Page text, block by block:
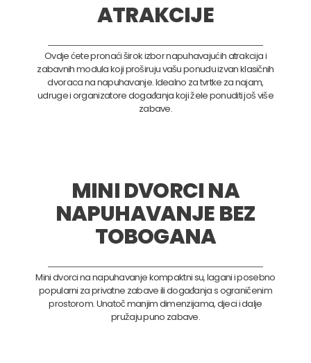
ATRAKCIJE
Ovdje ćete pronaći širok izbor napuhavajućih atrakcija i
zabavnih modula koji proširuju vašu ponudu izvan klasičnih
dvoraca na napuhavanje. Idealno za tvrtke za najam,
udruge i organizatore događanja koji žele ponuditi još više
zabave.
MINI DVORCI NA
NAPUHAVANJE BEZ
TOBOGANA
Mini dvorci na napuhavanje kompaktni su, lagani i posebno
popularni za privatne zabave ili događanja s ograničenim
prostorom. Unatoč manjim dimenzijama, djeci i dalje
pružaju puno zabave.